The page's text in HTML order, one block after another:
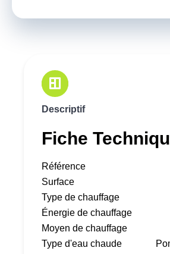
Descriptif
Fiche
Référence
Surface
Type de chauffage
Énergie de chauffage
Moyen de chauffage
Type d'eau chaude